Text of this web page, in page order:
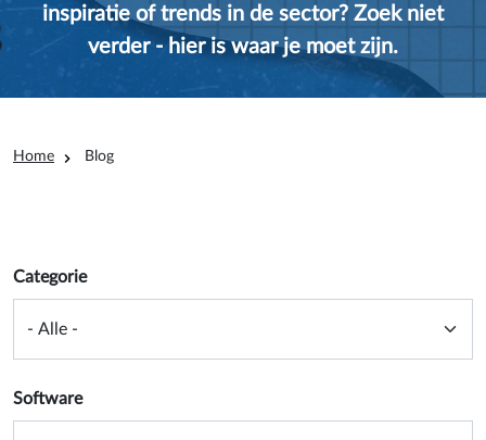
inspiratie of trends in de sector? Zoek niet
verder - hier is waar je moet zijn.
Kruimelpad
Home Blog
Overview filter form
Categorie
Software